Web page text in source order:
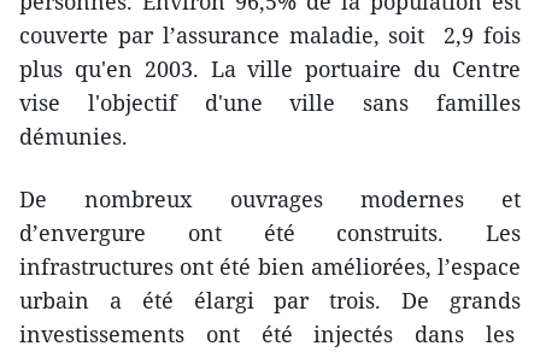
couverte par l’assurance maladie, soit 2,9 fois
plus qu'en 2003. La ville portuaire du Centre
vise l'objectif d'une ville sans familles
démunies.
De nombreux ouvrages modernes et
d’envergure ont été construits. Les
infrastructures ont été bien améliorées, l’espace
urbain a été élargi par trois. De grands
investissements ont été injectés dans les